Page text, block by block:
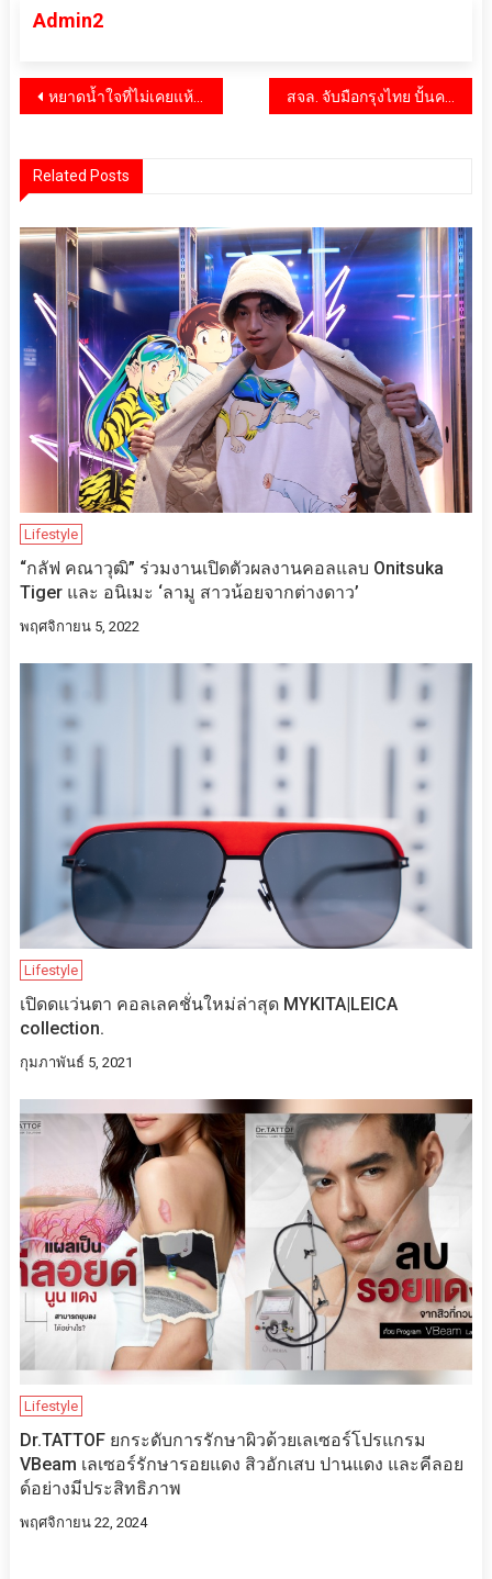
Admin2
แนะแนว
หยาดน้ำใจที่ไม่เคยแห้งเหือด: คืนคาวบอยการกุศล เพื่ออนาคตเด็กด้อยโอกาส สจล. จับมือกรุงไทย ปั้นคนรุ่นใหม่ – บุคลากรศักยภาพสูง (Talent) เรียนรู้จากประสบการณ์จริง ก้าวทันโลกดิจิทัล
Related Posts
Lifestyle
“กลัฟ คณาวุฒิ” ร่วมงานเปิดตัวผลงานคอลแลบ​​ Onitsuka
Tiger และ อนิเมะ ‘ลามู สาวน้อยจากต่างดาว’
พฤศจิกายน 5, 2022
Lifestyle
เปิด​ดแว่นตา คอลเลคชั่น​ใหม่ล่าสุด​ MYKITA|LEICA
collection.
กุมภาพันธ์ 5, 2021
Lifestyle
Dr.TATTOF ยกระดับการรักษาผิวด้วยเลเซอร์โปรแกรม
VBeam เลเซอร์รักษารอยแดง สิวอักเสบ ปานแดง และคีลอย
ด์อย่างมีประสิทธิภาพ
พฤศจิกายน 22, 2024